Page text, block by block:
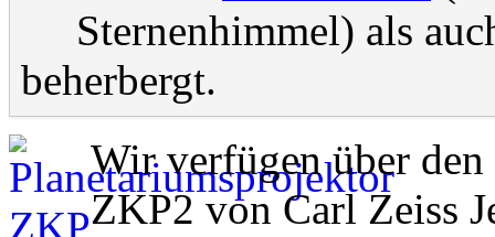
Sternenhimmel) als
beherbergt.
Wir verfügen über den
ZKP2 von Carl Zeiss